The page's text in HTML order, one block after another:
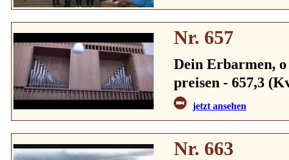
Nr. 657
Dein Erbarmen,
preisen - 657,3
jetzt ansehen
Nr. 663